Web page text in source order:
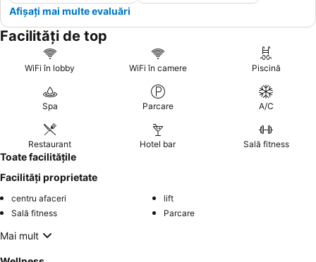
Afișați mai multe evaluări
Facilități de top
WiFi în lobby WiFi în camere Piscină
Spa Parcare A/C
Restaurant Hotel bar Sală fitness
Toate facilitățile
Facilități proprietate
centru afaceri
lift
Sală fitness
Parcare
Mai mult